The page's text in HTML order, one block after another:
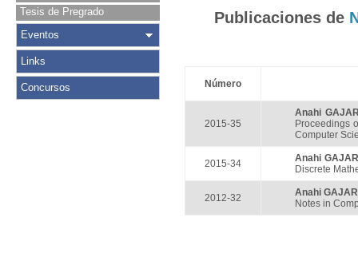
Tesis de Pregrado
Eventos
Links
Concursos
Publicaciones de
Número
2015-35
Anahi
Proceedings
Computer
2015-34
Anahi
Discrete
2012-32
Anahi
Notes in